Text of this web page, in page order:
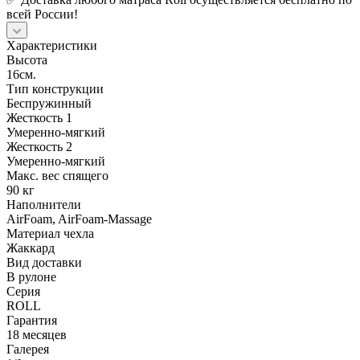
всей России!
Характеристики
Высота
16см.
Тип конструкции
Беспружинный
Жесткость 1
Умеренно-мягкий
Жесткость 2
Умеренно-мягкий
Макс. вес спящего
90 кг
Наполнители
AirFoam, AirFoam-Massage
Материал чехла
Жаккард
Вид доставки
В рулоне
Серия
ROLL
Гарантия
18 месяцев
Галерея